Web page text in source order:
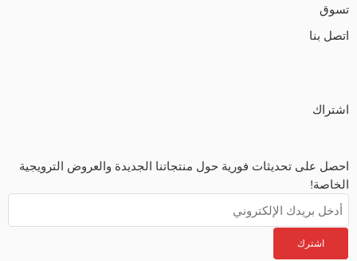
تسوق
اتصل بنا
اشتراك
احصل على تحديثات فورية حول منتجاتنا الجديدة والعروض الترويجية
الخاصة!